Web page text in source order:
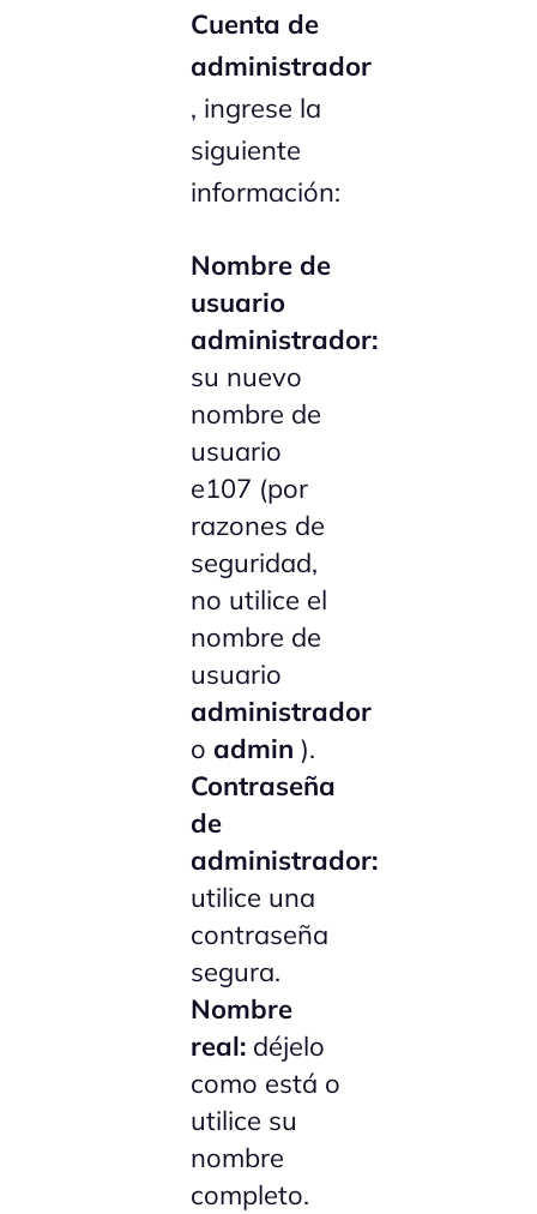
Cuenta de
administrador
, ingrese la
siguiente
información:
Nombre de
usuario
administrador:
su nuevo
nombre de
usuario
e107 (por
razones de
seguridad,
no utilice el
nombre de
usuario
administrador
o admin ).
Contraseña
de
administrador:
utilice una
contraseña
segura.
Nombre
real: déjelo
como está o
utilice su
nombre
completo.